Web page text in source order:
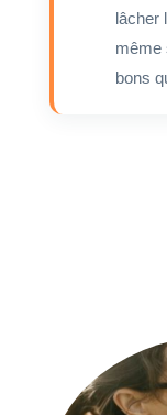
lâcher
même
bons